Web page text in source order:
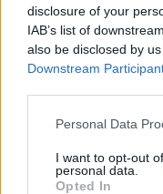
disclosure of your
IAB’s list of
also be disclosed by
Downstream
Personal Data
I want to opt-out
personal data.
Opted In
«Είμαι 63 αλλά
σαν να είμαι 78»
14:20 @21-04-2026